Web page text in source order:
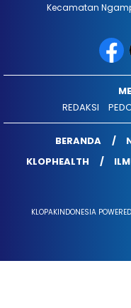
Kecamatan
REDAKSI
BERANDA
KLOPHEALTH
KLOPAKINDONESIA